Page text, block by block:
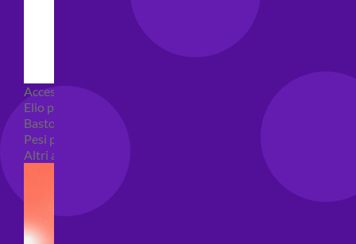
Accessori e Attrezzatura palloncini
Elio per palloncini
Bastoncini per palloncini
Pesi per palloncini
Altri accessori palloncini